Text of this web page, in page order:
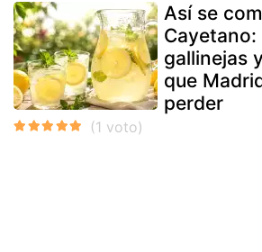
Así se
gallinejas
que
perder